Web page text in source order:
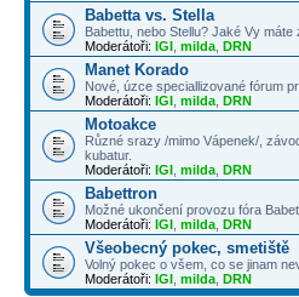
Babetta vs. Stella
Babettu, nebo Stellu? Jaké Vy máte
Moderátoři: IGI milda DRN
Manet Korado
Nové, úzce speciallizované fórum
Moderátoři: IGI milda DRN
Motoakce
Různé srazy /mimo Vápenek/,
kubatur.
Moderátoři: IGI milda DRN
Babettron
Možné ukončení provozu fóra
Moderátoři: IGI milda DRN
Všeobecný pokec, smetiště
Volný pokec o všem, co se jinam
Moderátoři: IGI milda DRN